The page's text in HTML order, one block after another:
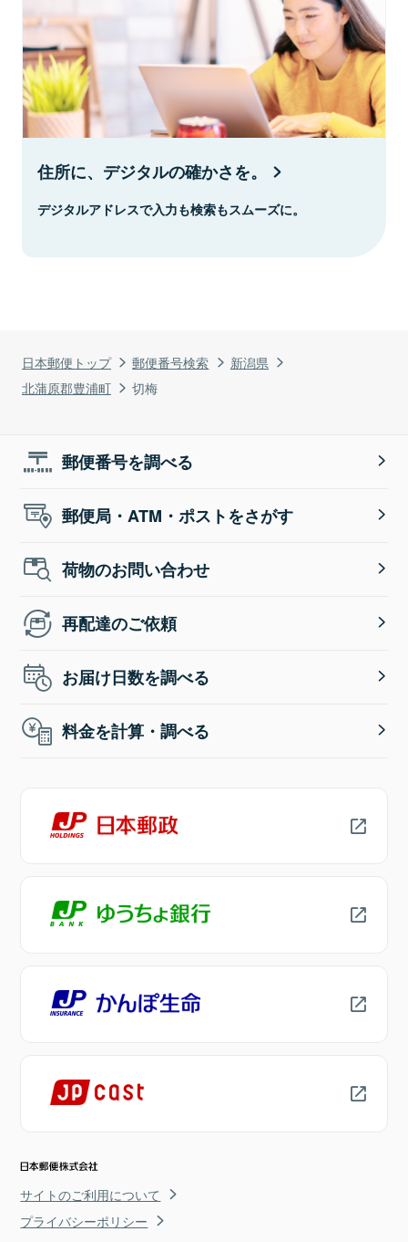
日本郵便トップ 郵便番号検索
新潟県
北蒲原郡豊浦町
切梅
住所に、デジタルの確かさを。
デジタルアドレスで入力も検索もスムーズに。
郵便番号を調べる
郵便局・ATM・ポストをさがす
荷物のお問い合わせ
再配達のご依頼
お届け日数を調べる
料金を計算・調べる
サイトのご利用について
プライバシーポリシー